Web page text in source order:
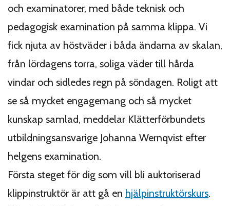
och examinatorer, med både teknisk och
pedagogisk examination på samma klippa. Vi
fick njuta av höstväder i båda ändarna av skalan,
från lördagens torra, soliga väder till hårda
vindar och sidledes regn på söndagen. Roligt att
se så mycket engagemang och så mycket
kunskap samlad, meddelar Klätterförbundets
utbildningsansvarige Johanna Wernqvist efter
helgens examination.
Första steget för dig som vill bli auktoriserad
klippinstruktör är att gå en hjälpinstruktörskurs.